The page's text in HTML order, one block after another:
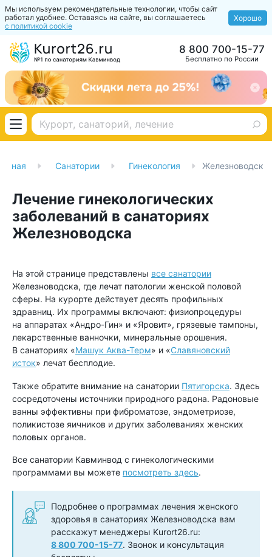
Мы используем рекомендательные технологии, чтобы сайт
работал удобнее. Оставаясь на сайте, вы соглашаетесь
с политикой cookie
Хорошо
Бесплатно по России
8 800 700-15-77
Санатории Гинекология Железноводск
Лечение гинекологических
заболеваний в санаториях
Железноводска
На этой странице представлены все санатории
Железноводска, где лечат патологии женской половой
сферы. На курорте действует десять профильных
здравниц. Их программы включают: физиопроцедуры
на аппаратах «Андро-Гин» и «Яровит», грязевые тампоны,
лекарственные ванночки, минеральные орошения.
В санаториях «Машук Аква-Терм» и «Славяновский
исток» лечат бесплодие.
Также обратите внимание на санатории Пятигорска. Здесь
сосредоточены источники природного радона. Радоновые
ванны эффективны при фиброматозе, эндометриозе,
поликистозе яичников и других заболеваниях женских
половых органов.
Все санатории Кавминвод с гинекологическими
программами вы можете посмотреть здесь.
Подробнее о программах лечения женского
здоровья в санаториях Железноводска вам
расскажут менеджеры Kurort26.ru:
8 800 700-15-77. Звонок и консультация